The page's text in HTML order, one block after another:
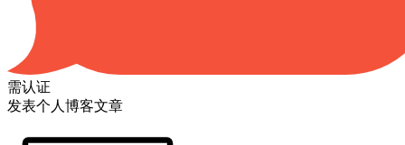
需认证
发表个人博客文章